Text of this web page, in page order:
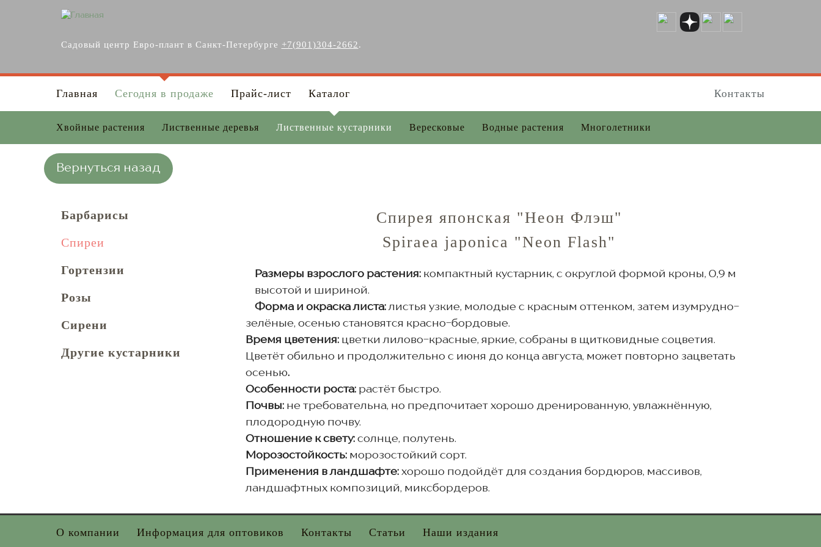
Садовый центр Евро-плант в Санкт-Петербурге +7(901)304-2662.
Главная Сегодня в продаже Прайс-лист Каталог Контакты
Хвойные растения Лиственные деревья Лиственные кустарники Вересковые Водные растения Многолетники
Вернуться назад
Барбарисы
Спиреи
Гортензии
Розы
Сирени
Другие кустарники
Спирея японская "Неон Флэш"
Spiraea japonica "Neon Flash"
Размеры взрослого растения: компактный кустарник, с округлой формой кроны, 0,9 м
высотой и шириной.
Форма и окраска листа:листья узкие, молодые с красным оттенком, затем изумрудно-
зелёные, осенью становятся красно-бордовые.
Время цветения: цветки лилово-красные, яркие, собраны в щитковидные соцветия.
Цветёт обильно и продолжительно с июня до конца августа, может повторно зацветать
осенью.
Особенности роста: растёт быстро.
Почвы: не требовательна, но предпочитает хорошо дренированную, увлажнённую,
плодородную почву.
Отношение к свету: солнце, полутень.
Морозостойкость: морозостойкий сорт.
Применения в ландшафте: хорошо подойдёт для создания бордюров, массивов,
ландшафтных композиций, миксбордеров.
О компании Информация для оптовиков Контакты Статьи Наши издания